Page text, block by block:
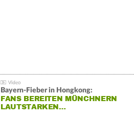
Bayern-Fieber in Hongkong:
FANS BEREITEN MÜNCHNERN
LAUTSTARKEN…